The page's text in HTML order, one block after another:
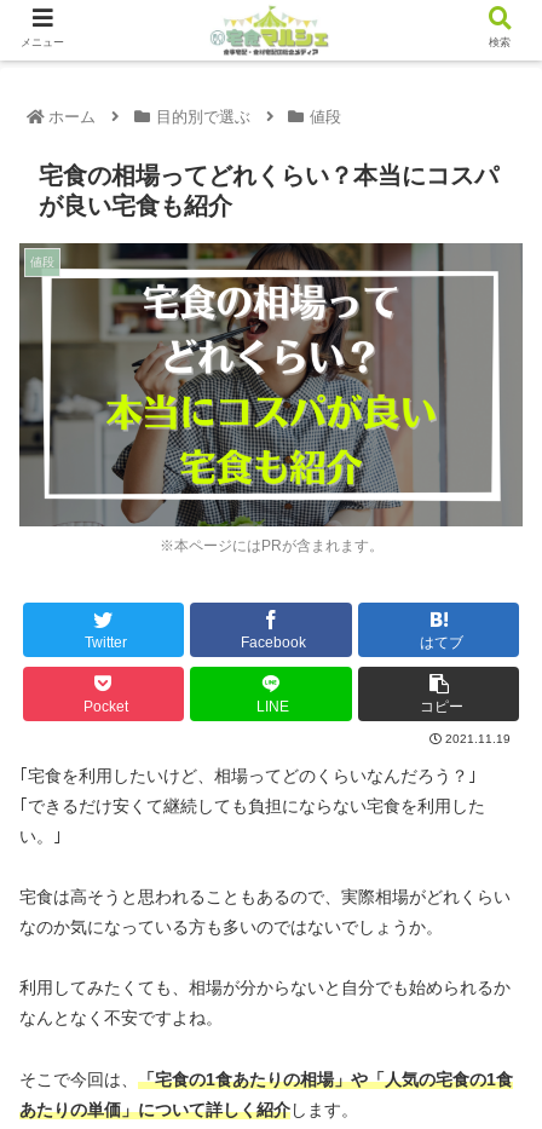
ホーム 目的別で選ぶ 値段
宅食の相場ってどれくらい？本当にコスパ
が良い宅食も紹介
※本ページにはPRが含まれます。
値段
Twitter Facebook はてブ
Pocket LINE コピー
2021.11.19
｢宅食を利用したいけど、相場ってどのくらいなんだろう？｣
｢できるだけ安くて継続しても負担にならない宅食を利用した
い。｣
宅食は高そうと思われることもあるので、実際相場がどれくらい
なのか気になっている方も多いのではないでしょうか。
利用してみたくても、相場が分からないと自分でも始められるか
なんとなく不安ですよね。
そこで今回は、 「宅食の1食あたりの相場」や「人気の宅食の1食
あたりの単価」について詳しく紹介します。
メニュー 検索